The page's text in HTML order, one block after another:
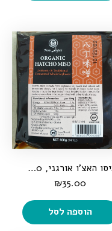
מיסו האצ'ו אורגני, 400 גרם
₪35.00
הוספה לסל